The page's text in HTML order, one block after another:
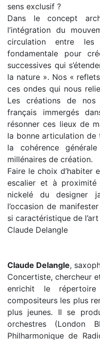
sens exclusif ?
Dans le concept
l’intégration du
circulation entre
fondamentale pour
successives qui
la nature ». Nos «
ces ondes qui nous
Les créations de nos
français immergés
résonner ces lieux de
la bonne articulation de
la cohérence
millénaires de création.
Faire le choix d’habiter
escalier et à proximité
nickelé du designer
l’occasion de
si caractéristique de
Claude Delangle
Claude Delangle,
Concertiste, chercheur
enrichit le
compositeurs les plus
plus jeunes. Il se
orchestres (London
Philharmonique de